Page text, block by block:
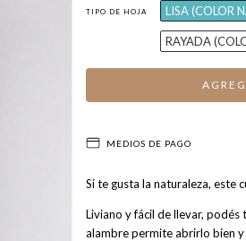
TIPO DE HOJA LISA (COLOR
RAYADA
MEDIOS DE PAGO
Si te gusta la naturaleza, este
Liviano y fácil de llevar,
alambre permite abrirlo bien